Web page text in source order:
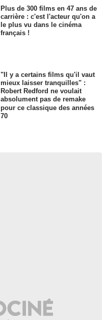
Plus de 300 films en 47 ans de
carrière : c'est l'acteur qu'on a
le plus vu dans le cinéma
français !
"Il y a certains films qu'il vaut
mieux laisser tranquilles" :
Robert Redford ne voulait
absolument pas de remake
pour ce classique des années
70